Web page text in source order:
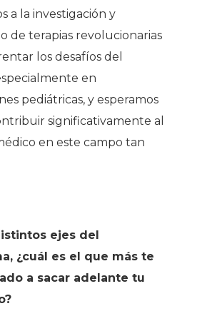
a la investigación y
de terapias revolucionarias
los desafíos del
en
pediátricas, y esperamos
significativamente al
en este campo tan
ejes del
¿cuál es el que más te
a sacar adelante tu